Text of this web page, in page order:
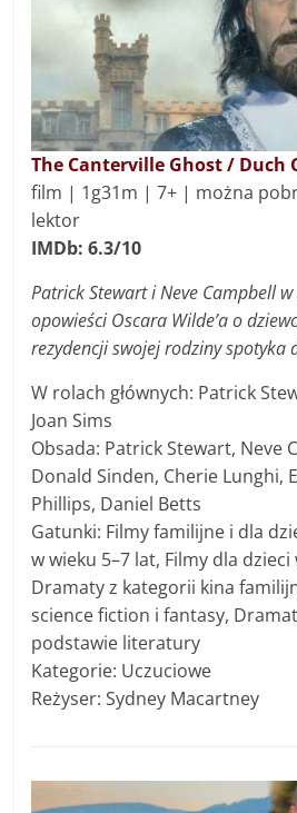
The Canterville Ghost / Duch
film | 1g31m | 7+ | można
lektor
IMDb: 6.3/10
Patrick Stewart i Neve Campbell
opowieści Oscara Wilde’a o
rezydencji swojej rodziny spotyka
W rolach głównych: Patrick
Joan Sims
Obsada: Patrick Stewart, Neve
Donald Sinden, Cherie Lunghi,
Phillips, Daniel Betts
Gatunki: Filmy familijne i dla
w wieku 5–7 lat, Filmy dla dzieci
Dramaty z kategorii kina
science fiction i fantasy,
podstawie literatury
Kategorie: Uczuciowe
Reżyser: Sydney Macartney